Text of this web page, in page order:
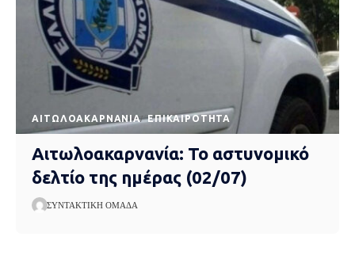
AΙΤΩΛΟΑΚΑΡΝΑΝΊΑ EΠΙΚΑΙΡΌΤΗΤΑ
Αιτωλοακαρνανία: Το αστυνομικό
δελτίο της ημέρας (02/07)
ΣΥΝΤΑΚΤΙΚΉ ΟΜΆΔΑ